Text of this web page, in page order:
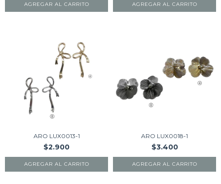
AGREGAR AL CARRITO AGREGAR AL CARRITO
ARO LUX0013-1
$2.900
AGREGAR AL CARRITO
ARO LUX0018-1
$3.400
AGREGAR AL CARRITO